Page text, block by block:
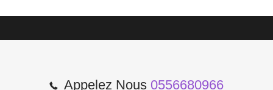
Appelez Nous 0556680966